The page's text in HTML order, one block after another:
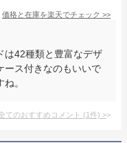
価格と在庫を楽天でチェック >>
は42種類と豊富なデザ
ース付きなのもいいで
。
てのおすすめコメント (1件) >